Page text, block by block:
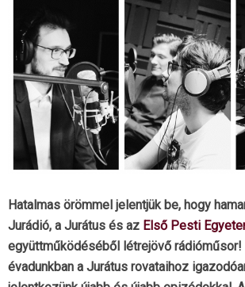
Hatalmas örömmel jelentjük be, hogy
Jurádió, a Jurátus és az Első Pesti
együttműködéséből létrejövő
évadunkban a Jurátus rovataihoz